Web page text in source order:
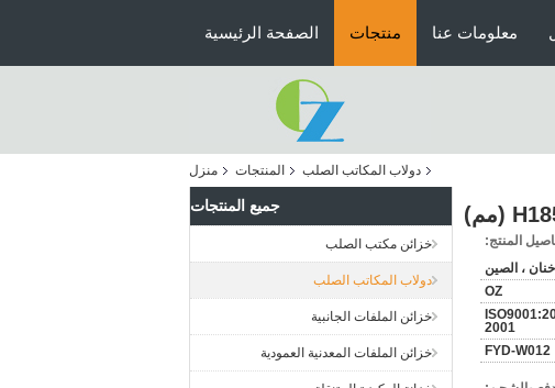
الصفحة الرئيسية منتجات معلومات عنا
منزل المنتجات دولاب المكاتب الصلب
جميع المنتجات
خزائن مكتب الصلب
دولاب المكاتب الصلب
خزائن الملفات الجانبية
خزائن الملفات المعدنية العمودية
المنتج:
خنان ، الصين
OZ
2001
FYD-W012